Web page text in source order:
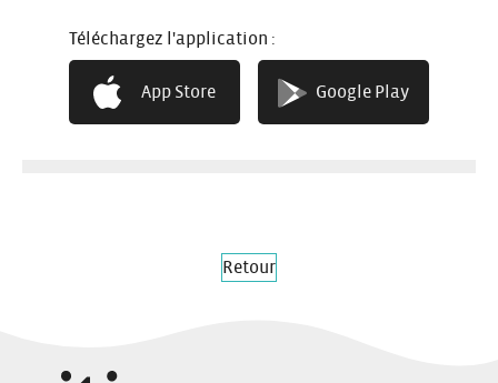
Téléchargez l'application :
App Store Google Play
Toyota Aygo…
Retour